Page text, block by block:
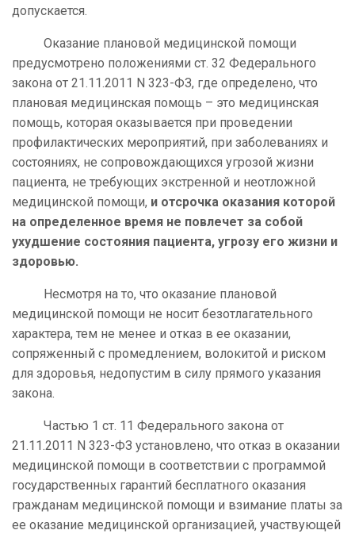
допускается.
Оказание плановой медицинской помощи
предусмотрено положениями ст. 32 Федерального
закона от 21.11.2011 N 323-ФЗ, где определено, что
плановая медицинская помощь – это медицинская
помощь, которая оказывается при проведении
профилактических мероприятий, при заболеваниях и
состояниях, не сопровождающихся угрозой жизни
пациента, не требующих экстренной и неотложной
медицинской помощи, и отсрочка оказания которой
на определенное время не повлечет за собой
ухудшение состояния пациента, угрозу его жизни и
здоровью.
Несмотря на то, что оказание плановой
медицинской помощи не носит безотлагательного
характера, тем не менее и отказ в ее оказании,
сопряженный с промедлением, волокитой и риском
для здоровья, недопустим в силу прямого указания
закона.
Частью 1 ст. 11 Федерального закона от
21.11.2011 N 323-ФЗ установлено, что отказ в оказании
медицинской помощи в соответствии с программой
государственных гарантий бесплатного оказания
гражданам медицинской помощи и взимание платы за
ее оказание медицинской организацией, участвующей